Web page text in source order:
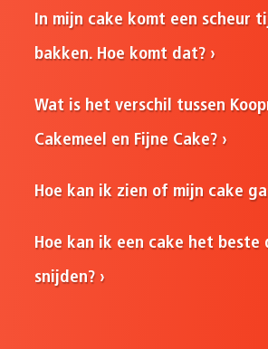
In mijn cake komt een scheur
bakken. Hoe komt dat?
Wat is het verschil tussen
Cakemeel en Fijne Cake?
Hoe kan ik zien of mijn cake
Hoe kan ik een cake het beste
snijden?